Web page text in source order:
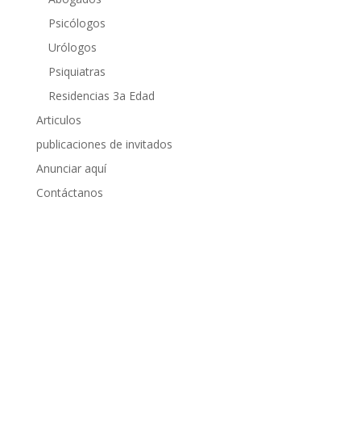
Psicólogos
Urólogos
Psiquiatras
Residencias 3a Edad
Articulos
publicaciones de invitados
Anunciar aquí
Contáctanos